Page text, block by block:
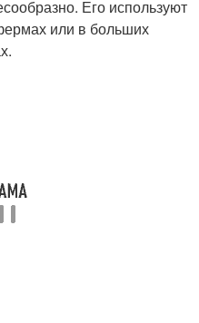
Его используют
или в больших